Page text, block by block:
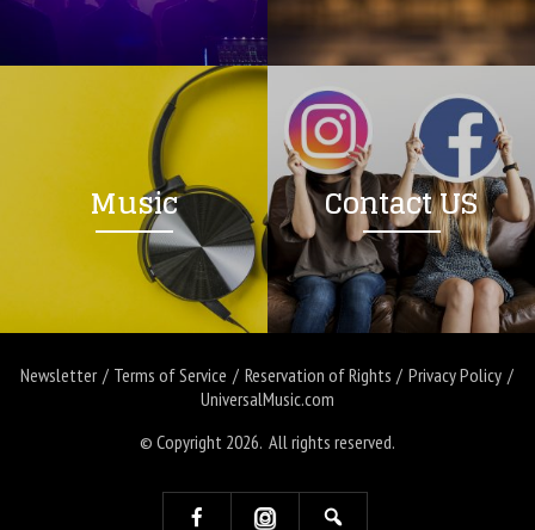
Music Contact US
Newsletter Terms of Service Reservation of Rights
Privacy Policy
UniversalMusic.com
© Copyright 2026. All rights reserved.